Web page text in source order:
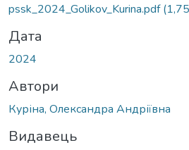
pssk_2024_Golikov_Kurina.pdf
Дата
2024
Автори
Куріна, Олександра Андріївна
Видавець